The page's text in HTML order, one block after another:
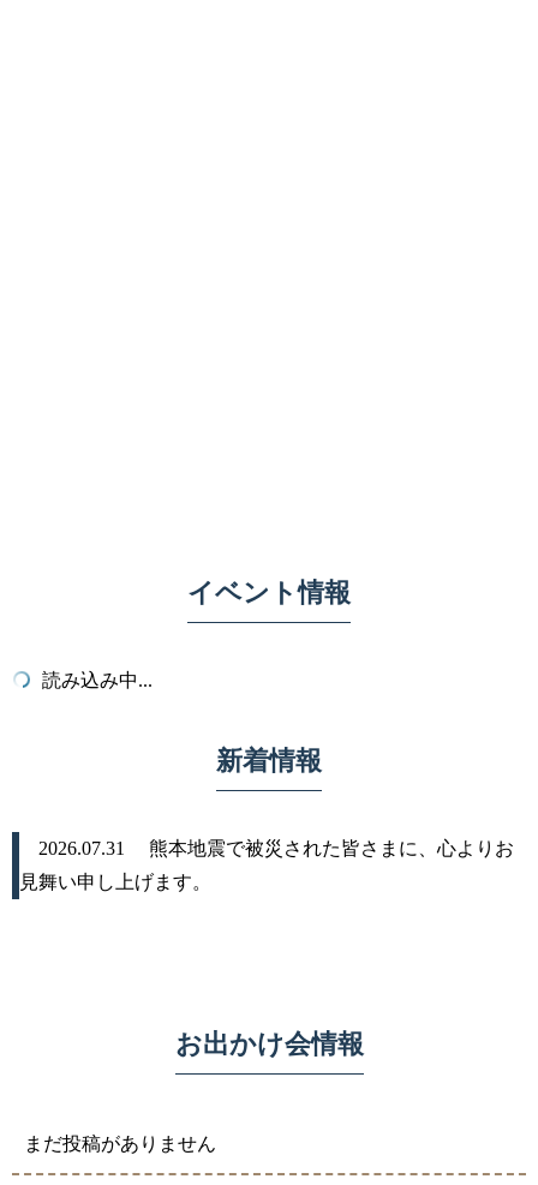
イベント情報
読み込み中...
新着情報
2026.07.31
熊本地震で被災された皆さまに、心よりお
見舞い申し上げます。
お出かけ会情報
まだ投稿がありません